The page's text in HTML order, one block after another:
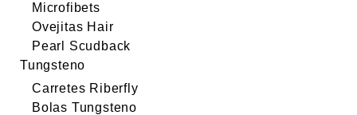
Microfibets
Ovejitas Hair
Pearl Scudback
Tungsteno
Carretes Riberfly
Bolas Tungsteno